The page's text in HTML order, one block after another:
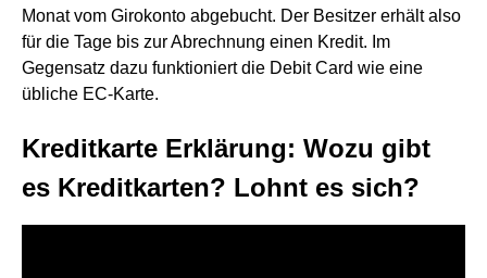
Monat vom Girokonto abgebucht. Der Besitzer erhält also
für die Tage bis zur Abrechnung einen Kredit. Im
Gegensatz dazu funktioniert die Debit Card wie eine
übliche EC-Karte.
Kreditkarte Erklärung: Wozu gibt
es Kreditkarten? Lohnt es sich?